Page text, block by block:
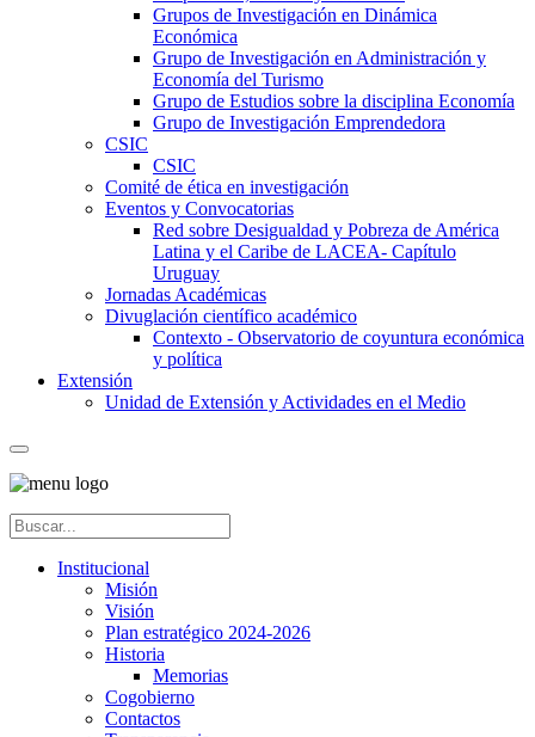
Grupos de Investigación en Dinámica
Económica
Grupo de Investigación en Administración y
Economía del Turismo
Grupo de Estudios sobre la disciplina Economía
Grupo de Investigación Emprendedora
CSIC
CSIC
Comité de ética en investigación
Eventos y Convocatorias
Red sobre Desigualdad y Pobreza de América
Latina y el Caribe de LACEA- Capítulo
Uruguay
Jornadas Académicas
Divuglación científico académico
Contexto - Observatorio de coyuntura económica
y política
Extensión
Unidad de Extensión y Actividades en el Medio
Institucional
Misión
Visión
Plan estratégico 2024-2026
Historia
Memorias
Cogobierno
Contactos